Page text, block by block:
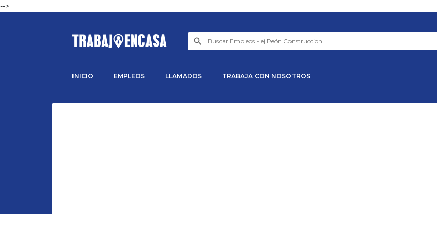
-->
INICIO EMPLEOS LLAMADOS TRABAJA CON NOSOTROS